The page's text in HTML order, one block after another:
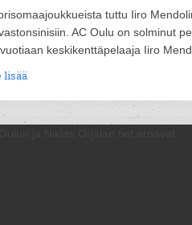
tuttu Iiro
AC Oulu on solminut
keskikenttäpelaaja Iiro
lisää